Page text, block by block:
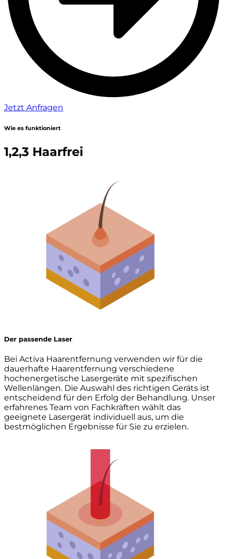
Jetzt Anfragen
Wie es funktioniert
1,2,3 Haarfrei
Der passende Laser
Bei Activa Haarentfernung verwenden wir für die
dauerhafte Haarentfernung verschiedene
hochenergetische Lasergeräte mit spezifischen
Wellenlängen. Die Auswahl des richtigen Geräts ist
entscheidend für den Erfolg der Behandlung. Unser
erfahrenes Team von Fachkräften wählt das
geeignete Lasergerät individuell aus, um die
bestmöglichen Ergebnisse für Sie zu erzielen.